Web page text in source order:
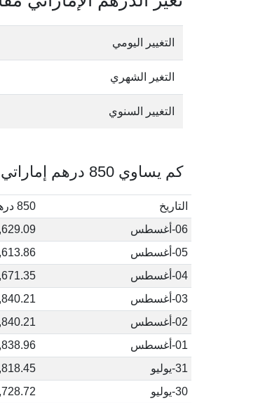
التغيير اليومي
التغير الشهري
التغيير السنوي
كم يساوي 850 درهم إماراتي مقابل الجنيه المصري في أغسطس, 2026
التاريخ
850 درهم إماراتي إلى جنيه مصري
06-أغسطس
11,629.09
05-أغسطس
11,613.86
04-أغسطس
11,671.35
03-أغسطس
11,840.21
02-أغسطس
11,840.21
01-أغسطس
11,838.96
31-يوليو
11,818.45
30-يوليو
11,728.72